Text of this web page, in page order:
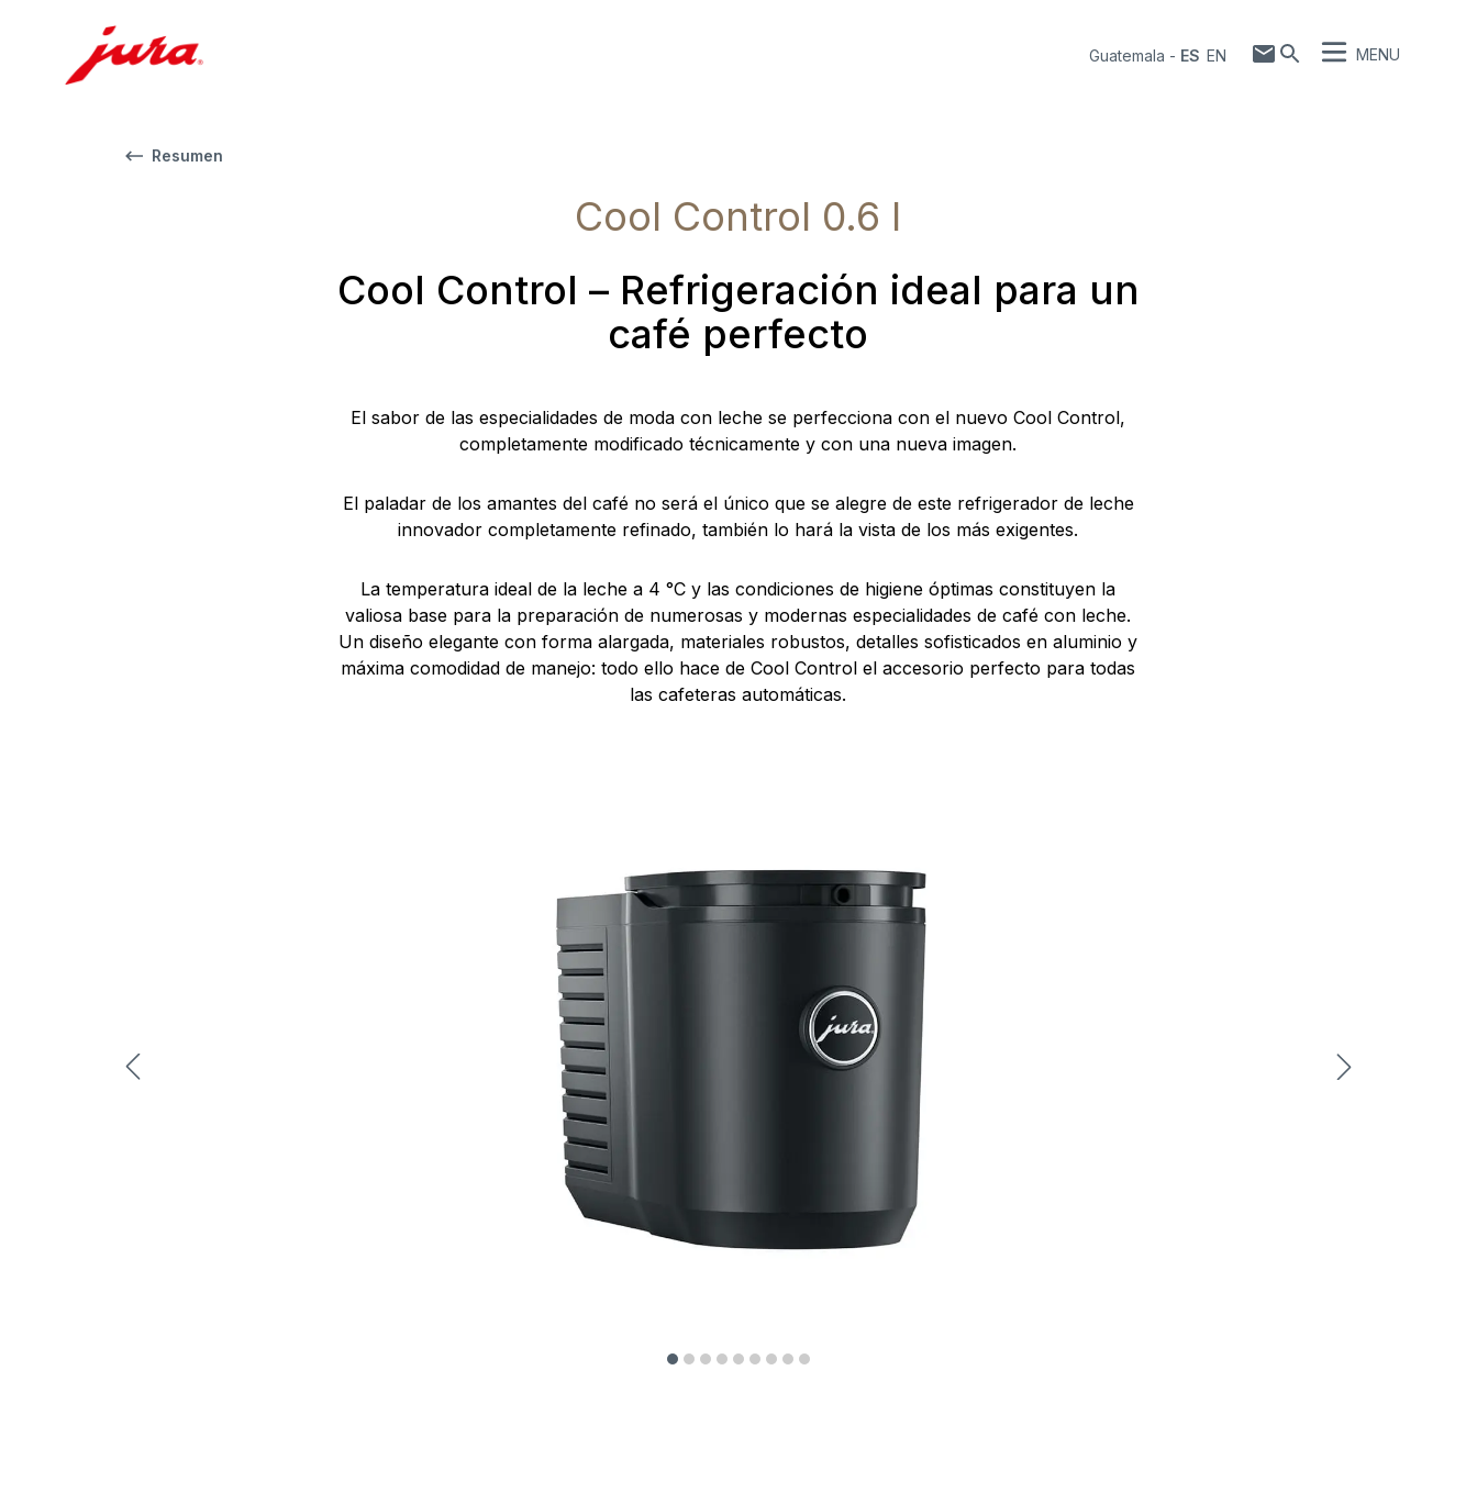
Guatemala - ES EN MENU
Resumen
Cool Control 0.6 l
Cool Control – Refrigeración ideal para un
café perfecto
El sabor de las especialidades de moda con leche se perfecciona con el nuevo Cool Control,
completamente modificado técnicamente y con una nueva imagen.
El paladar de los amantes del café no será el único que se alegre de este refrigerador de leche
innovador completamente refinado, también lo hará la vista de los más exigentes.
La temperatura ideal de la leche a 4 °C y las condiciones de higiene óptimas constituyen la
valiosa base para la preparación de numerosas y modernas especialidades de café con leche.
Un diseño elegante con forma alargada, materiales robustos, detalles sofisticados en aluminio y
máxima comodidad de manejo: todo ello hace de Cool Control el accesorio perfecto para todas
las cafeteras automáticas.